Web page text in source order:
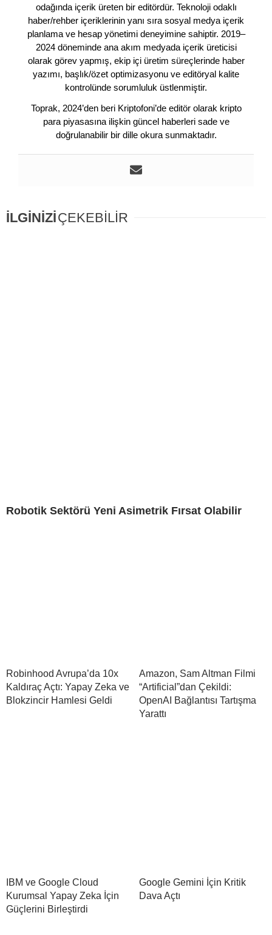
odağında içerik üreten bir editördür. Teknoloji odaklı
haber/rehber içeriklerinin yanı sıra sosyal medya içerik
planlama ve hesap yönetimi deneyimine sahiptir. 2019–
2024 döneminde ana akım medyada içerik üreticisi
olarak görev yapmış, ekip içi üretim süreçlerinde haber
yazımı, başlık/özet optimizasyonu ve editöryal kalite
kontrolünde sorumluluk üstlenmiştir.
Toprak, 2024’den beri Kriptofoni’de editör olarak kripto
para piyasasına ilişkin güncel haberleri sade ve
doğrulanabilir bir dille okura sunmaktadır.
İLGİNİZİÇEKEBİLİR
Robotik Sektörü Yeni Asimetrik Fırsat Olabilir
Robinhood Avrupa’da 10x
Kaldıraç Açtı: Yapay Zeka ve
Blokzincir Hamlesi Geldi
Amazon, Sam Altman Filmi
“Artificial”dan Çekildi:
OpenAI Bağlantısı Tartışma
Yarattı
IBM ve Google Cloud
Kurumsal Yapay Zeka İçin
Güçlerini Birleştirdi
Google Gemini İçin Kritik
Dava Açtı